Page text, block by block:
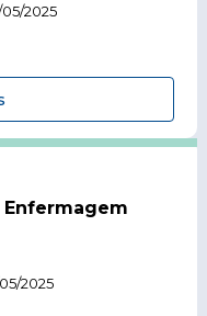
2025
Enfermagem
2025